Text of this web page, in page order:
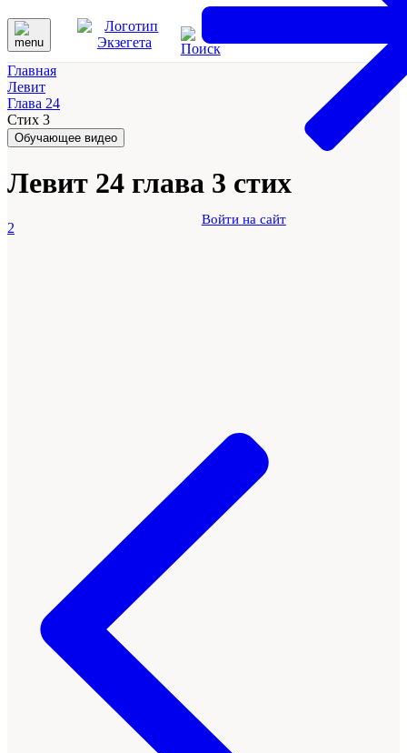
Войти на сайт
Главная
Левит
Глава 24
Стих 3
Обучающее видео
Левит 24 глава 3 стих
2